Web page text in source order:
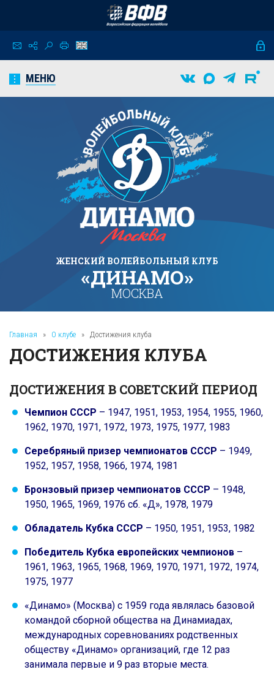
МЕНЮ
ЖЕНСКИЙ ВОЛЕЙБОЛЬНЫЙ КЛУБ
«ДИНАМО»
МОСКВА
Главная » О клубе » Достижения клуба
ДОСТИЖЕНИЯ КЛУБА
ДОСТИЖЕНИЯ В СОВЕТСКИЙ ПЕРИОД
Чемпион СССР – 1947, 1951, 1953, 1954, 1955, 1960,
1962, 1970, 1971, 1972, 1973, 1975, 1977, 1983
Серебряный призер чемпионатов СССР – 1949,
1952, 1957, 1958, 1966, 1974, 1981
Бронзовый призер чемпионатов СССР – 1948,
1950, 1965, 1969, 1976 сб. «Д», 1978, 1979
Обладатель Кубка СССР – 1950, 1951, 1953, 1982
Победитель Кубка европейских чемпионов –
1961, 1963, 1965, 1968, 1969, 1970, 1971, 1972, 1974,
1975, 1977
«Динамо» (Москва) с 1959 года являлась базовой
командой сборной общества на Динамиадах,
международных соревнованиях родственных
обществу «Динамо» организаций, где 12 раз
занимала первые и 9 раз вторые места.